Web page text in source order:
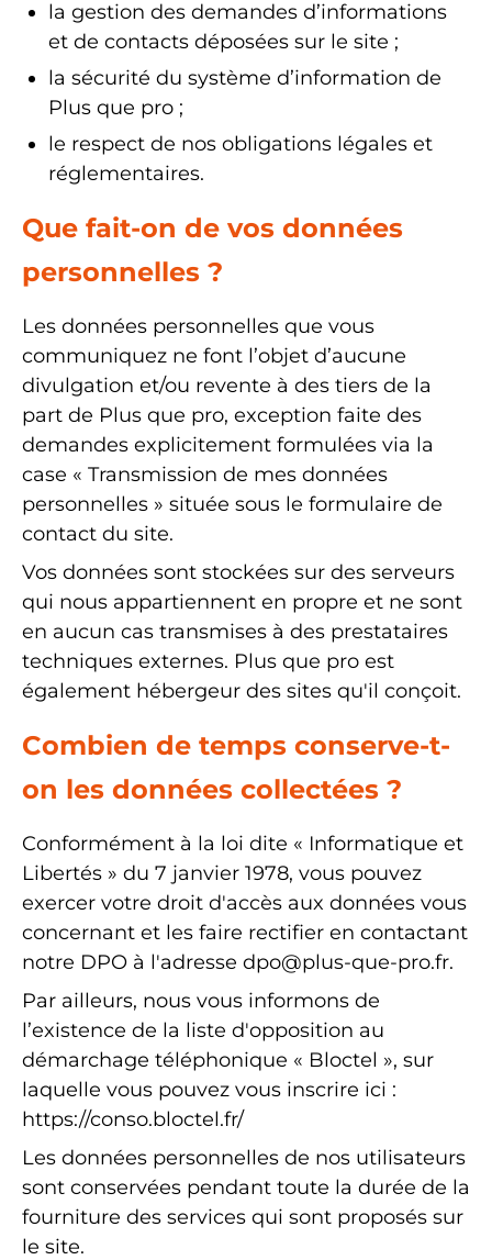
la gestion des demandes d’informations
et de contacts déposées sur le site ;
la sécurité du système d’information de
Plus que pro ;
le respect de nos obligations légales et
réglementaires.
Que fait-on de vos données
personnelles ?
Les données personnelles que vous
communiquez ne font l’objet d’aucune
divulgation et/ou revente à des tiers de la
part de Plus que pro, exception faite des
demandes explicitement formulées via la
case « Transmission de mes données
personnelles » située sous le formulaire de
contact du site.
Vos données sont stockées sur des serveurs
qui nous appartiennent en propre et ne sont
en aucun cas transmises à des prestataires
techniques externes. Plus que pro est
également hébergeur des sites qu'il conçoit.
Combien de temps conserve-t-
on les données collectées ?
Conformément à la loi dite « Informatique et
Libertés » du 7 janvier 1978, vous pouvez
exercer votre droit d'accès aux données vous
concernant et les faire rectifier en contactant
notre DPO à l'adresse dpo@plus-que-pro.fr.
Par ailleurs, nous vous informons de
l’existence de la liste d'opposition au
démarchage téléphonique « Bloctel », sur
laquelle vous pouvez vous inscrire ici :
https://conso.bloctel.fr/
Les données personnelles de nos utilisateurs
sont conservées pendant toute la durée de la
fourniture des services qui sont proposés sur
le site.